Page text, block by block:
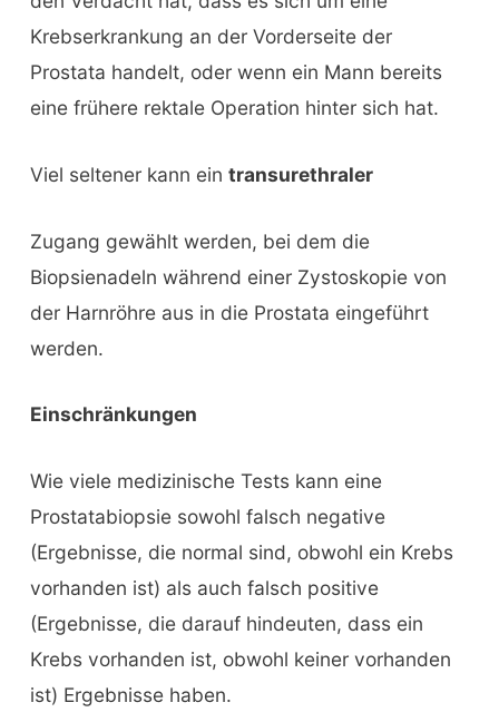
Krebserkrankung an der Vorderseite der
Prostata handelt, oder wenn ein Mann bereits
eine frühere rektale Operation hinter sich hat.
Viel seltener kann ein transurethraler
Zugang gewählt werden, bei dem die
Biopsienadeln während einer Zystoskopie von
der Harnröhre aus in die Prostata eingeführt
werden.
Einschränkungen
Wie viele medizinische Tests kann eine
Prostatabiopsie sowohl falsch negative
(Ergebnisse, die normal sind, obwohl ein Krebs
vorhanden ist) als auch falsch positive
(Ergebnisse, die darauf hindeuten, dass ein
Krebs vorhanden ist, obwohl keiner vorhanden
ist) Ergebnisse haben.